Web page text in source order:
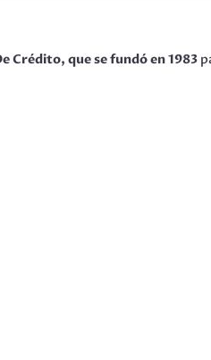
Crédito, que se fundó en 1983